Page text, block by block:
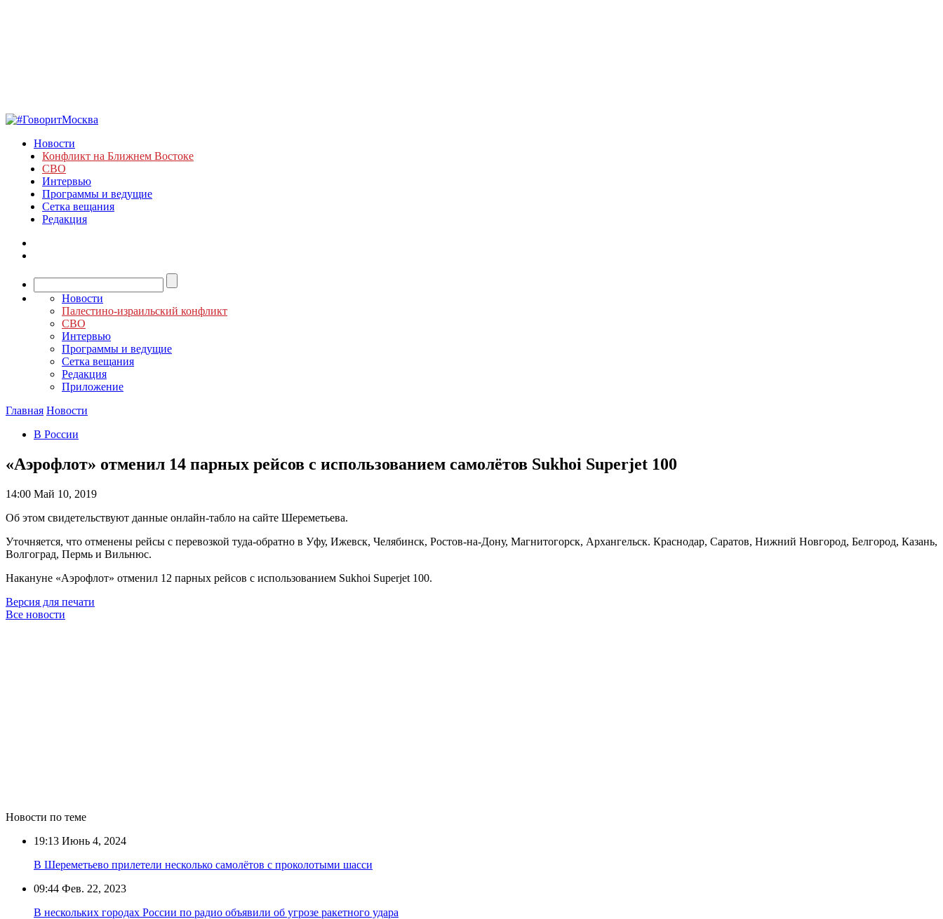
Новости
Конфликт на Ближнем Востоке
СВО
Интервью
Программы и ведущие
Сетка вещания
Редакция
Новости
Палестино-израильский конфликт
СВО
Интервью
Программы и ведущие
Сетка вещания
Редакция
Приложение
Главная Новости
В России
«Аэрофлот» отменил 14 парных рейсов с использованием самолётов Sukhoi Superjet 100
14:00 Май 10, 2019
Об этом свидетельствуют данные онлайн-табло на сайте Шереметьева.
Уточняется, что отменены рейсы с перевозкой туда-обратно в Уфу, Ижевск, Челябинск, Ростов-на-Дону, Магнитогорск, Архангельск. Краснодар, Саратов, Нижний Новгород, Белгород, Казань,
Волгоград, Пермь и Вильнюс.
Накануне «Аэрофлот» отменил 12 парных рейсов с использованием Sukhoi Superjet 100.
Версия для печати
Все новости
Новости по теме
19:13 Июнь 4, 2024
В Шереметьево прилетели несколько самолётов с проколотыми шасси
09:44 Фев. 22, 2023
В нескольких городах России по радио объявили об угрозе ракетного удара